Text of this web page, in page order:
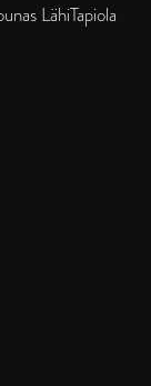
LähiTapiola